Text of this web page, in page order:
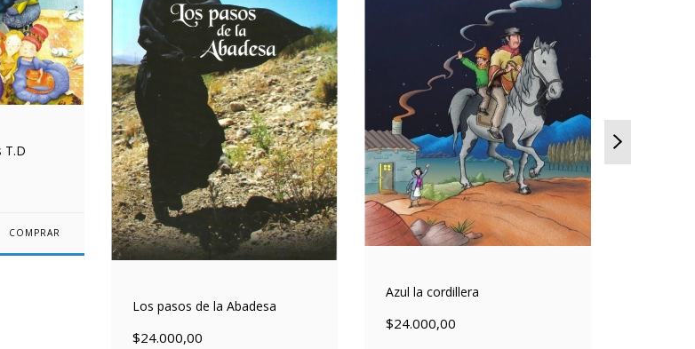
T.D
Los pasos de la Abadesa
$24.000,00
Azul la cordillera
$24.000,00